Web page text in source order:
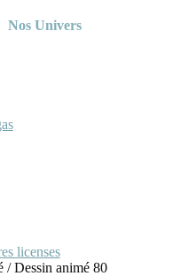
Nos Univers
licenses
/Dessin animé 80